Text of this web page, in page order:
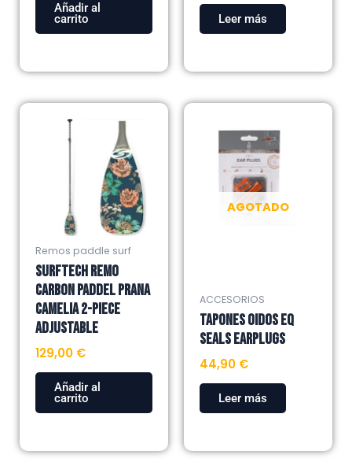
Añadir al
carrito Leer más
Remos paddle surf
SURFTECH REMO
CARBON PADDEL PRANA
CAMELIA 2-PIECE
ADJUSTABLE
129,00 €
Añadir al
carrito
AGOTADO
ACCESORIOS
TAPONES OIDOS EQ
SEALS EARPLUGS
44,90 €
Leer más